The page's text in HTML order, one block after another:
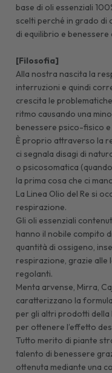
base di oli essenziali
scelti perché in grado
di equilibrio e
[Filosofia]
Alla nostra nascita la
interruzioni e quindi
crescita le
ritmo causando una
benessere psico-fisico
È proprio attraverso la
ci segnala disagi di
o psicosomatica
la prima cosa che ci
La Linea Olio del Re si
respirazione.
Gli oli essenziali
hanno il nobile compito
quantità di ossigeno,
respirazione, grazie
regolanti.
Menta arvense, Mirra,
caratterizzano la
per gli altri prodotti
per ottenere l’effetto
Tutto merito di piante
talento di benessere
ottenuta mediante una